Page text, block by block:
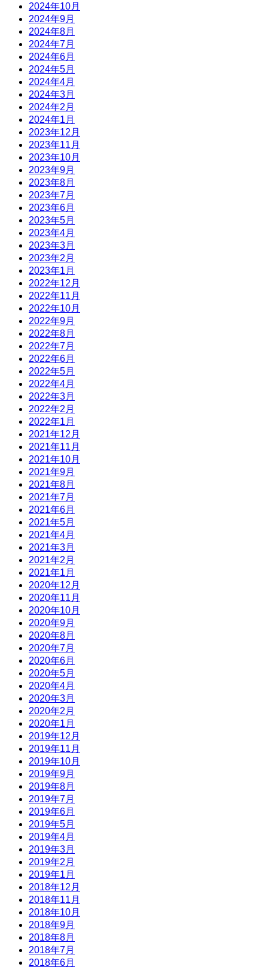
2024年10月
2024年9月
2024年8月
2024年7月
2024年6月
2024年5月
2024年4月
2024年3月
2024年2月
2024年1月
2023年12月
2023年11月
2023年10月
2023年9月
2023年8月
2023年7月
2023年6月
2023年5月
2023年4月
2023年3月
2023年2月
2023年1月
2022年12月
2022年11月
2022年10月
2022年9月
2022年8月
2022年7月
2022年6月
2022年5月
2022年4月
2022年3月
2022年2月
2022年1月
2021年12月
2021年11月
2021年10月
2021年9月
2021年8月
2021年7月
2021年6月
2021年5月
2021年4月
2021年3月
2021年2月
2021年1月
2020年12月
2020年11月
2020年10月
2020年9月
2020年8月
2020年7月
2020年6月
2020年5月
2020年4月
2020年3月
2020年2月
2020年1月
2019年12月
2019年11月
2019年10月
2019年9月
2019年8月
2019年7月
2019年6月
2019年5月
2019年4月
2019年3月
2019年2月
2019年1月
2018年12月
2018年11月
2018年10月
2018年9月
2018年8月
2018年7月
2018年6月